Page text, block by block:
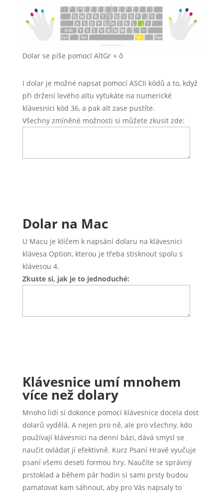
Dolar se píše pomocí AltGr + ô
I dolar je možné napsat pomocí ASCII kódů a to, když
při držení levého altu vyťukáte na numerické
klávesnici kód 36, a pak alt zase pustíte.
Všechny zmíněné možnosti si můžete zkusit zde:
Dolar na Mac
U Macu je klíčem k napsání dolaru na klávesnici
klávesa Option, kterou je třeba stisknout spolu s
klávesou 4.
Zkuste si, jak je to jednoduché:
Klávesnice umí mnohem
více než dolary
Mnoho lidí si dokonce pomocí klávesnice docela dost
dolarů vydělá. A nejen pro ně, ale pro všechny, kdo
používají klávesnici na denní bázi, dává smysl se
naučit ovládat jí efektivně. Kurz Psaní Hravě vyučuje
psaní všemi deseti formou hry. Naučíte se správný
prstoklad a během pár hodin si sami prsty budou
pamatovat kam sáhnout, aby pro Vás napsaly to